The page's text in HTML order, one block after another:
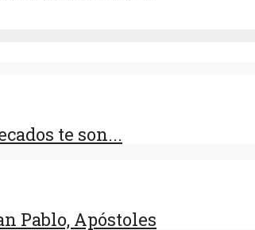
te son...
Pablo, Apóstoles